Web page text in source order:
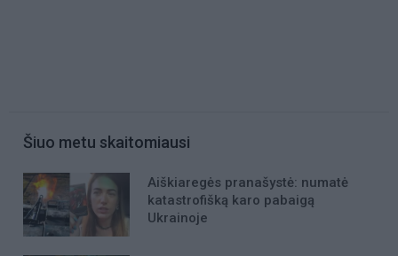
Šiuo metu skaitomiausi
Aiškiaregės pranašystė: numatė
katastrofišką karo pabaigą
Ukrainoje